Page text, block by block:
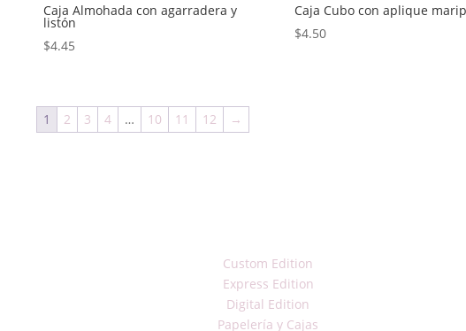
Caja Almohada con agarradera y
listón
$4.45
Caja Cubo con aplique
$4.50
1 2 3 4 … 10 11 12 →
Custom Edition
Express Edition
Digital Edition
Papelería y Cajas